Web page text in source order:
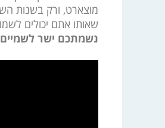
מוצארט, ורק בשנות
שאותו אתם יכולים
נשמתכם ישר לשמיים